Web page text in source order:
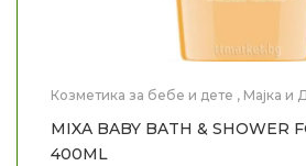
Козметика за бебе и дете , Мајка и
MIXA BABY BATH & SHOWER
400ML